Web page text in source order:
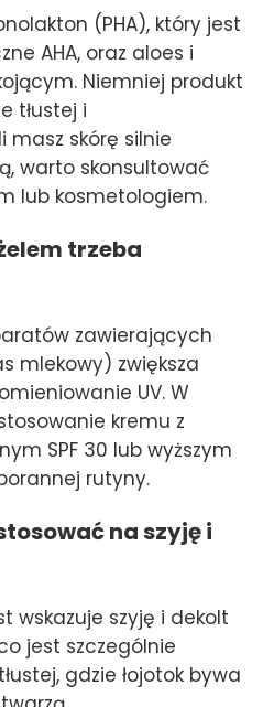
(PHA), który jest
AHA, oraz aloes i
Niemniej produkt
tłustej i
masz skórę silnie
warto skonsultować
lub kosmetologiem.
trzeba
zawierających
mlekowy) zwiększa
UV. W
kremu z
SPF 30 lub wyższym
rutyny.
na szyję i
wskazuje szyję i dekolt
jest szczególnie
gdzie łojotok bywa